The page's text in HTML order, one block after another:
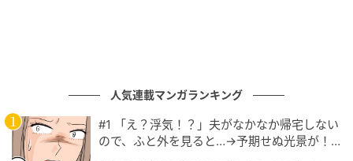
溜まっているかを数値化した指標で、気象庁の土壌雨
置されたJR東海独自の雨量計のデータをもとに算出さ
れます。
人気連載マンガランキング
#1 「え？浮気！？」夫がなかなか帰宅しない
ので、ふと外を見ると…→予期せぬ光景が！